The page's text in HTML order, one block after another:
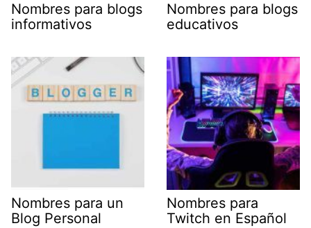
Nombres para blogs
informativos
Nombres para blogs
educativos
Nombres para un
Blog Personal
Nombres para
Twitch en Español